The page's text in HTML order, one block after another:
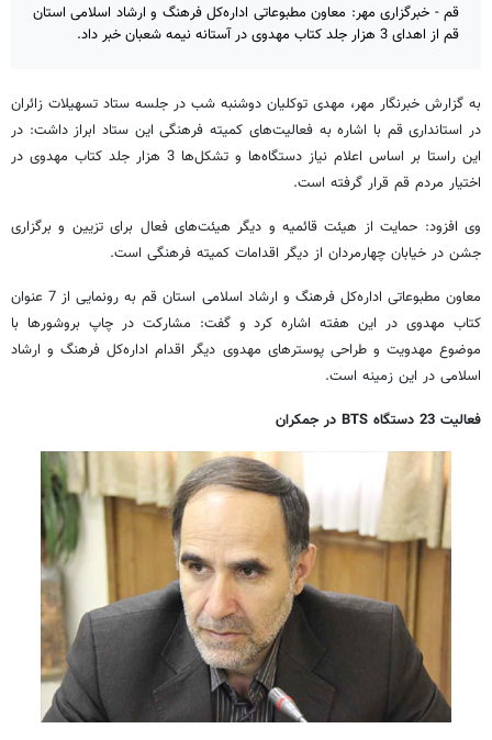
قم - خبرگزاری مهر: معاون مطبوعاتی اداره‌کل فرهنگ و ارشاد اسلامی استان
قم از اهدای 3 هزار جلد کتاب مهدوی در آستانه نیمه شعبان خبر داد.
به گزارش خبرنگار مهر، مهدی توکلیان دوشنبه شب در جلسه ستاد تسهیلات زائران
در استانداری قم با اشاره به فعالیت‌های کمیته فرهنگی این ستاد ابراز داشت: در
این راستا بر اساس اعلام نیاز دستگاه‌ها و تشکل‌ها 3 هزار جلد کتاب مهدوی در
اختیار مردم قم قرار گرفته است.
وی افزود: حمایت از هیئت قائمیه و دیگر هیئت‌های فعال برای تزیین و برگزاری
جشن در خیابان چهارمردان از دیگر اقدامات کمیته فرهنگی است.
معاون مطبوعاتی اداره‌کل فرهنگ و ارشاد اسلامی استان قم به رونمایی از 7 عنوان
کتاب مهدوی در این هفته اشاره کرد و گفت: مشارکت در چاپ بروشورها با
موضوع مهدویت و طراحی پوسترهای مهدوی دیگر اقدام اداره‌کل فرهنگ و ارشاد
اسلامی در این زمینه است.
فعالیت 23 دستگاه BTS در جمکران